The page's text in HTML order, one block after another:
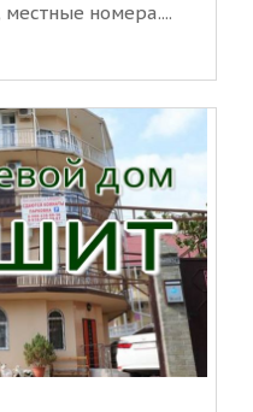
номера....